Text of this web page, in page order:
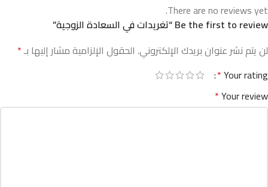
There are no reviews yet.
Be the first to review “تغريدات في السعادة الزوجية”
لن يتم نشر عنوان بريدك الإلكتروني. الحقول الإلزامية مشار إليها بـ*
Your rating
*
Your review
*